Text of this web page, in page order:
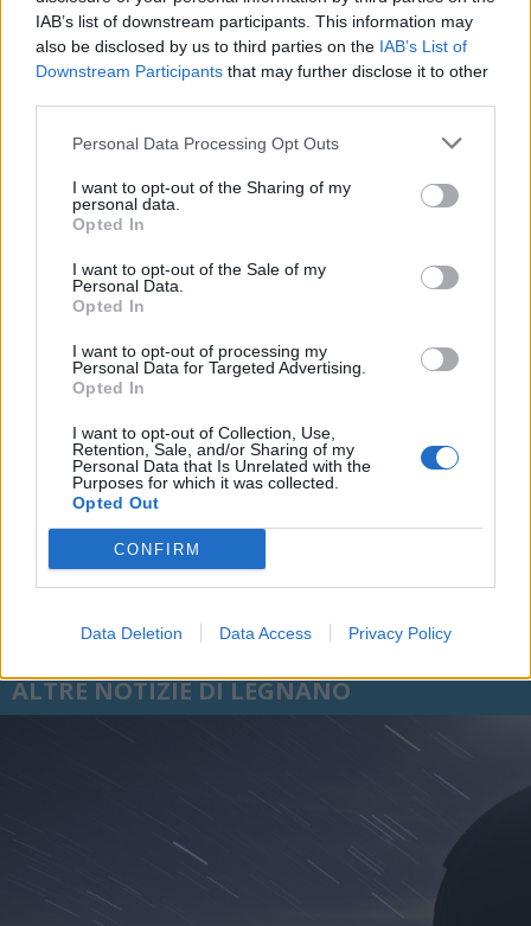
IAB’s list of downstream participants. This information may
also be disclosed by us to third parties on the IAB’s List of
Downstream Participants that may further disclose it to other
Personal Data Processing Opt Outs
I want to opt-out of the Sharing of my
personal data.
Opted In
I want to opt-out of the Sale of my
Personal Data.
Opted In
I want to opt-out of processing my
Personal Data for Targeted Advertising.
Opted In
I want to opt-out of Collection, Use,
Retention, Sale, and/or Sharing of my
Personal Data that Is Unrelated with the
Purposes for which it was collected.
Opted Out
CONFIRM
Data Deletion Data Access Privacy Policy
Commenti
Accedioregistratiper commentare questo
di VareseNews.it, che rimane autonoma e indipendente. I messaggi inclusi nei
commenti non sono testi giornalistici, ma post inviati dai singoli lettori che
possono essere automaticamente pubblicati senza filtro preventivo. I commenti
che includano uno o più link a siti esterni verranno rimossi in automatico dal
ALTRE NOTIZIE DI LEGNANO